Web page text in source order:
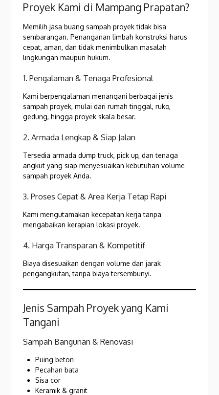
Proyek Kami di Mampang Prapatan?
Memilih jasa buang sampah proyek tidak bisa
sembarangan. Penanganan limbah konstruksi harus
cepat, aman, dan tidak menimbulkan masalah
lingkungan maupun hukum.
1. Pengalaman & Tenaga Profesional
Kami berpengalaman menangani berbagai jenis
sampah proyek, mulai dari rumah tinggal, ruko,
gedung, hingga proyek skala besar.
2. Armada Lengkap & Siap Jalan
Tersedia armada dump truck, pick up, dan tenaga
angkut yang siap menyesuaikan kebutuhan volume
sampah proyek Anda.
3. Proses Cepat & Area Kerja Tetap Rapi
Kami mengutamakan kecepatan kerja tanpa
mengabaikan kerapian lokasi proyek.
4. Harga Transparan & Kompetitif
Biaya disesuaikan dengan volume dan jarak
pengangkutan, tanpa biaya tersembunyi.
Jenis Sampah Proyek yang Kami
Tangani
Sampah Bangunan & Renovasi
Puing beton
Pecahan bata
Sisa cor
Keramik & granit